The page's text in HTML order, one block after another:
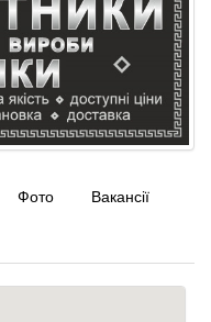
Фото Вакансії